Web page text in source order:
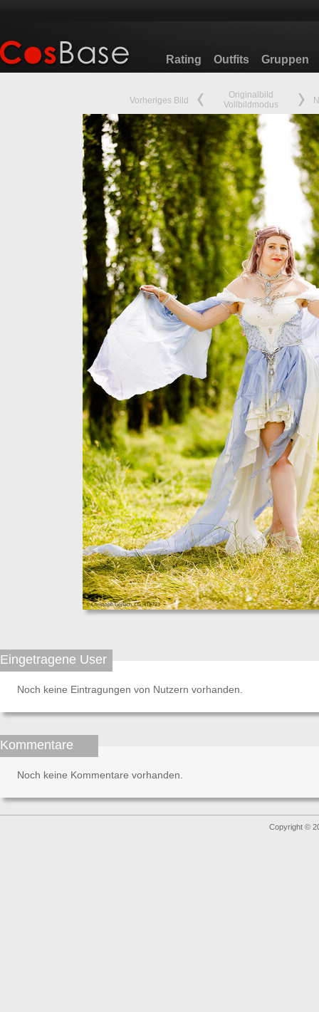
Rating Outfits Gruppen
Vorheriges Bild
Originalbild
Vollbildmodus
Eingetragene User
Noch keine Eintragungen von Nutzern vorhanden.
Kommentare
Noch keine Kommentare vorhanden.
Copyright ©